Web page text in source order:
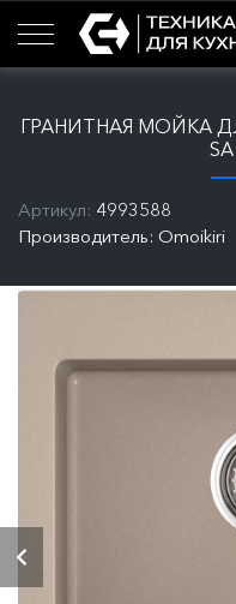
ГРАНИТНАЯ МОЙКА
Артикул: 4993588
Производитель: Omoikiri